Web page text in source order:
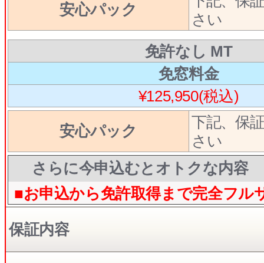
安心パック
さい
免許なし MT
免窓料金
¥125,950(税込)
安心パック
下記、保
さい
さらに今申込むとオトクな内容
■お申込から免許取得まで完全フル
保証内容